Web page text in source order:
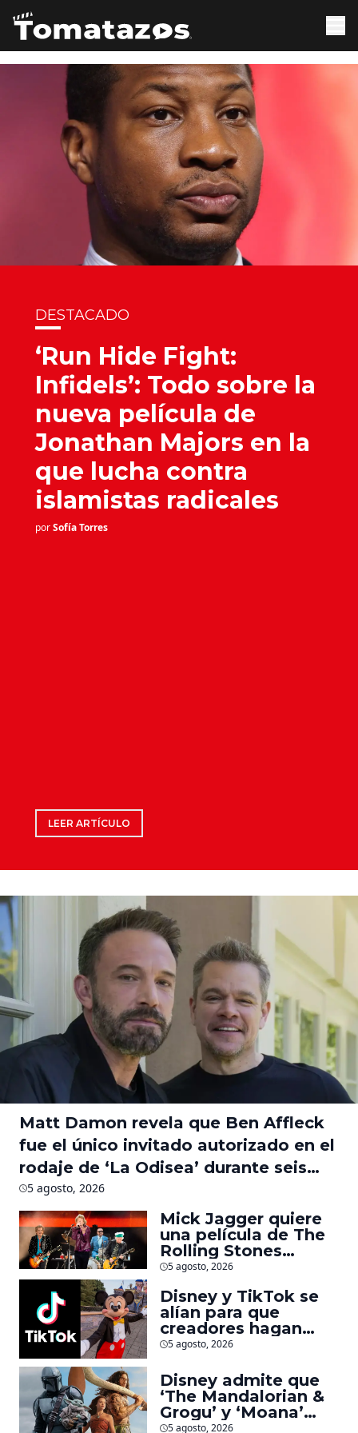
DESTACADO
‘Run Hide Fight:
Infidels’: Todo sobre la
nueva película de
Jonathan Majors en la
que lucha contra
islamistas radicales
porSofía Torres
LEER ARTÍCULO
Matt Damon revela que Ben Affleck
fue el único invitado autorizado en el
rodaje de ‘La Odisea’ durante seis
meses
5 agosto, 2026
Mick Jagger quiere
una película de The
Rolling Stones
inspirado por los
Beatles
5 agosto, 2026
Disney y TikTok se
alían para que
creadores hagan
videos con
Marvel, Pixar y ‘Star
Wars’
5 agosto, 2026
Disney admite que
‘The Mandalorian &
Grogu’ y ‘Moana’
fueron decepciones
5 agosto, 2026